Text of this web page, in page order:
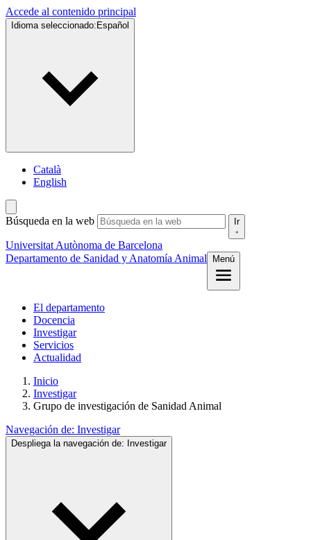
Accede al contenido principal
Idioma seleccionado: Español
Català
English
Búsqueda en la web Ir
Universitat Autònoma de Barcelona
Departamento de Sanidad y Anatomía Animal
Menú
El departamento
Docencia
Investigar
Servicios
Actualidad
Inicio
Investigar
Grupo de investigación de Sanidad Animal
Navegación de: Investigar
Despliega la navegación de: Investigar